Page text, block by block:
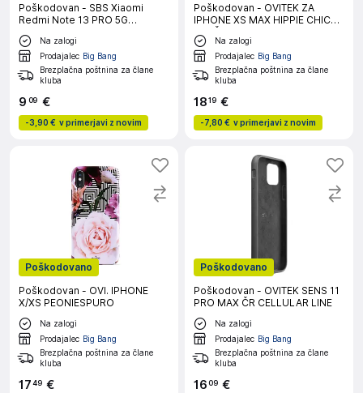
Poškodovan - SBS Xiaomi
Redmi Note 13 PRO 5G
prozoren ovitek
Na zalogi
Prodajalec Big Bang
Brezplačna poštnina za člane
kluba
9 09 €
-3,90 € v primerjavi z novim
Poškodovan - OVITEK ZA
IPHONE XS MAX HIPPIE CHIC
RDEČ PURO
Na zalogi
Prodajalec Big Bang
Brezplačna poštnina za člane
kluba
1819 €
-7,80 € v primerjavi z novim
Poškodovano
Poškodovan - OVI. IPHONE
X/XS PEONIESPURO
Na zalogi
Prodajalec Big Bang
Brezplačna poštnina za člane
kluba
1749 €
Poškodovano
Poškodovan - OVITEK SENS 11
PRO MAX ČR CELLULAR LINE
Na zalogi
Prodajalec Big Bang
Brezplačna poštnina za člane
kluba
1609 €